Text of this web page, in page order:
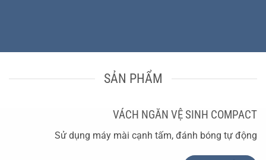
SẢN PHẨM
VÁCH NGĂN VỆ SINH COMPACT
Sử dụng máy mài cạnh tấm, đánh bóng tự động